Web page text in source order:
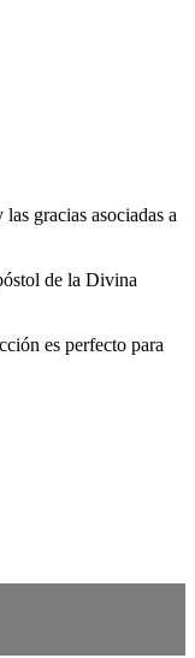
gracias asociadas a
de la Divina
es perfecto para